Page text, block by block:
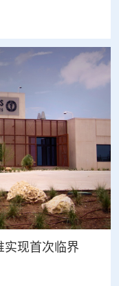
实现首次临界